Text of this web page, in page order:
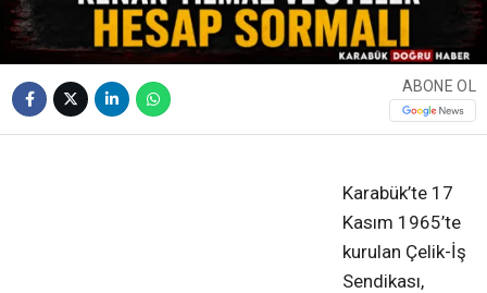
ABONE OL
Karabük’te 17
Kasım 1965’te
kurulan Çelik-İş
Sendikası,